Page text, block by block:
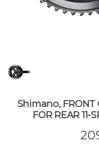
Shimano, FRONT
FOR REAR 11-